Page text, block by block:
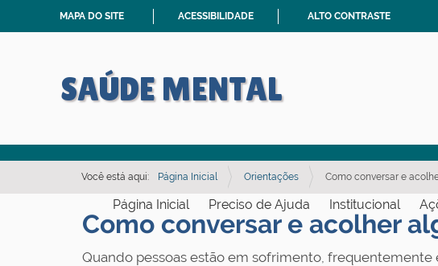
MAPA DO SITE ACESSIBILIDADE ALTO CONTRASTE
SAÚDE MENTAL
Página Inicial Preciso de Ajuda Institucional
Você está aqui: Página Inicial Orientações Como conversar e
Como conversar e acolher
Quando pessoas estão em sofrimento,